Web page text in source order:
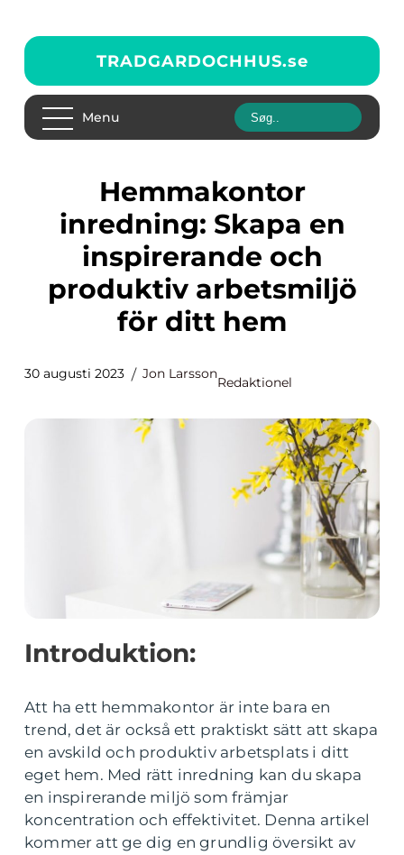
TRADGARDOCHHUS.se
Menu
Hemmakontor
inredning: Skapa en
inspirerande och
produktiv arbetsmiljö
för ditt hem
30 augusti 2023 Jon Larsson
Redaktionel
Introduktion:
Att ha ett hemmakontor är inte bara en
trend, det är också ett praktiskt sätt att skapa
en avskild och produktiv arbetsplats i ditt
eget hem. Med rätt inredning kan du skapa
en inspirerande miljö som främjar
koncentration och effektivitet. Denna artikel
kommer att ge dig en grundlig översikt av